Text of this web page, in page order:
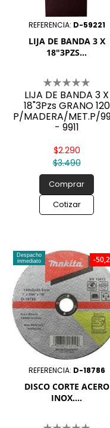
REFERENCIA: D-59221
LIJA DE BANDA 3 X
18"3PZS...
LIJA DE BANDA 3 X
18"3Pzs GRANO 120
P/MADERA/MET.P/
- 9911
$3.490
$2.290
Comprar
Cotizar
Despacho
inmediato
REFERENCIA: D-18786
DISCO CORTE ACERO
INOX....
-